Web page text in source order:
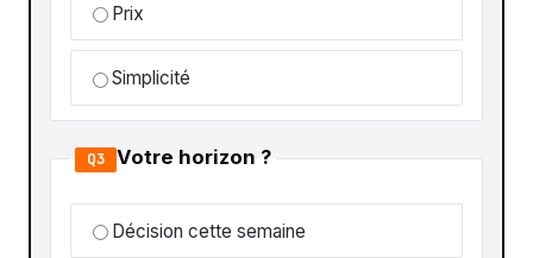
Prix
Simplicité
Q3 Votre horizon ?
Décision cette semaine